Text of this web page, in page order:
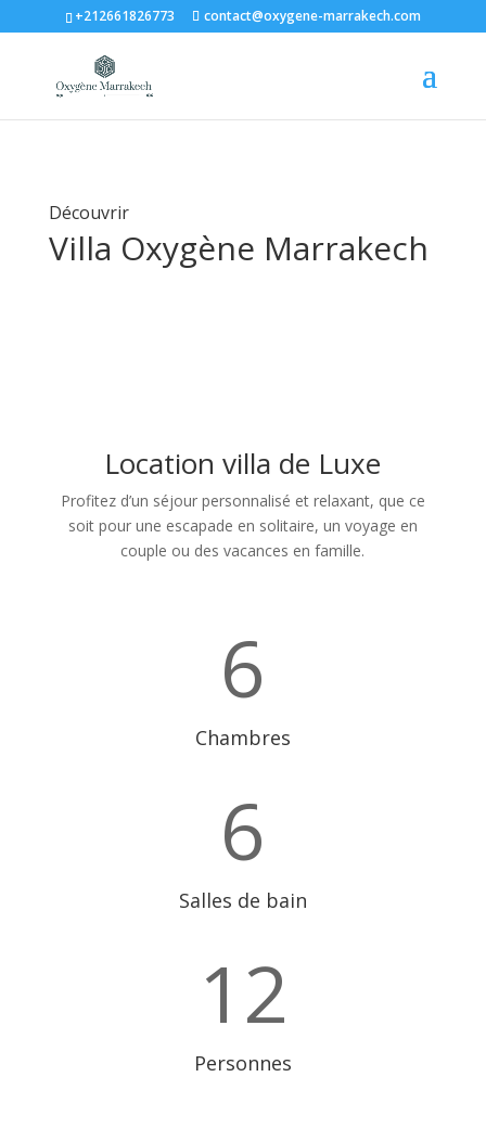
+212661826773 contact@oxygene-marrakech.com
Découvrir
Villa Oxygène Marrakech
Location villa de Luxe
Profitez d’un séjour personnalisé et relaxant, que ce
soit pour une escapade en solitaire, un voyage en
couple ou des vacances en famille.
6
Chambres
6
Salles de bain
12
Personnes